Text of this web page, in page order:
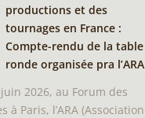
productions et des
tournages en France :
Compte-rendu de la table
ronde organisée pra l’ARA
2026, au Forum des
à Paris, l’ARA (Association